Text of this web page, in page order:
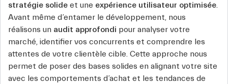
stratégie solide et une expérience utilisateur optimisée.
Avant même d’entamer le développement, nous
réalisons un audit approfondi pour analyser votre
marché, identifier vos concurrents et comprendre les
attentes de votre clientèle cible. Cette approche nous
permet de poser des bases solides en alignant votre site
avec les comportements d’achat et les tendances de